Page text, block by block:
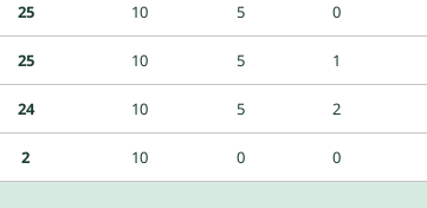
25 10 5 0
25 10 5 1
24 10 5 2
2 10 0 0